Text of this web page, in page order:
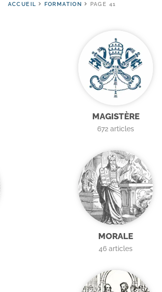
ACCUEIL FORMATION PAGE 41
MAGISTÈRE
672 articles
MORALE
46 articles